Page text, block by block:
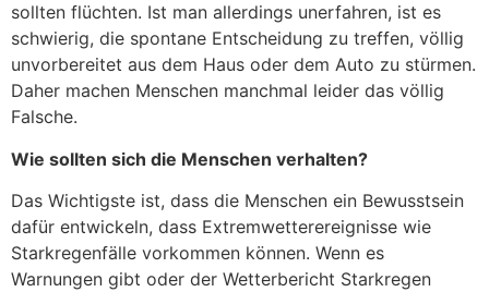
sollten flüchten. Ist man allerdings unerfahren, ist es
schwierig, die spontane Entscheidung zu treffen, völlig
unvorbereitet aus dem Haus oder dem Auto zu stürmen.
Daher machen Menschen manchmal leider das völlig
Falsche.
Wie sollten sich die Menschen verhalten?
Das Wichtigste ist, dass die Menschen ein Bewusstsein
dafür entwickeln, dass Extremwetterereignisse wie
Starkregenfälle vorkommen können. Wenn es
Warnungen gibt oder der Wetterbericht Starkregen